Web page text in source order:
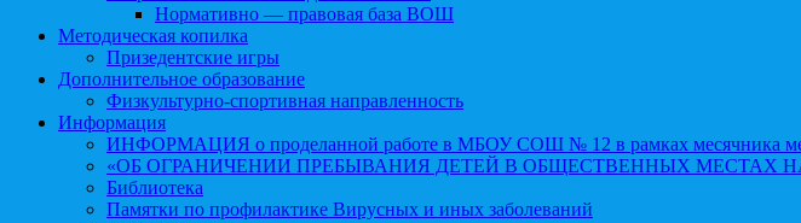
Нормативно — правовая база ВОШ
Методическая копилка
Призедентские игры
Дополнительное образование
Физкультурно-спортивная направленность
Информация
ИНФОРМАЦИЯ о проделанной работе в МБОУ СОШ № 12 в рамках месячника
«ОБ ОГРАНИЧЕНИИ ПРЕБЫВАНИЯ ДЕТЕЙ В ОБЩЕСТВЕННЫХ МЕСТАХ
Библиотека
Памятки по профилактике Вирусных и иных заболеваний